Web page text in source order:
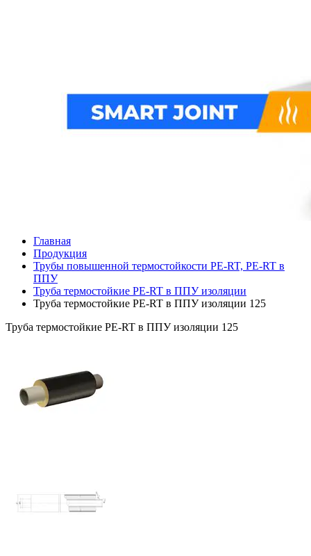
Главная
Продукция
Трубы повышенной термостойкости PE-RT, PE-RT в
ППУ
Труба термостойкие PE-RT в ППУ изоляции
Труба термостойкие PE-RT в ППУ изоляции 125
Труба термостойкие PE-RT в ППУ изоляции 125